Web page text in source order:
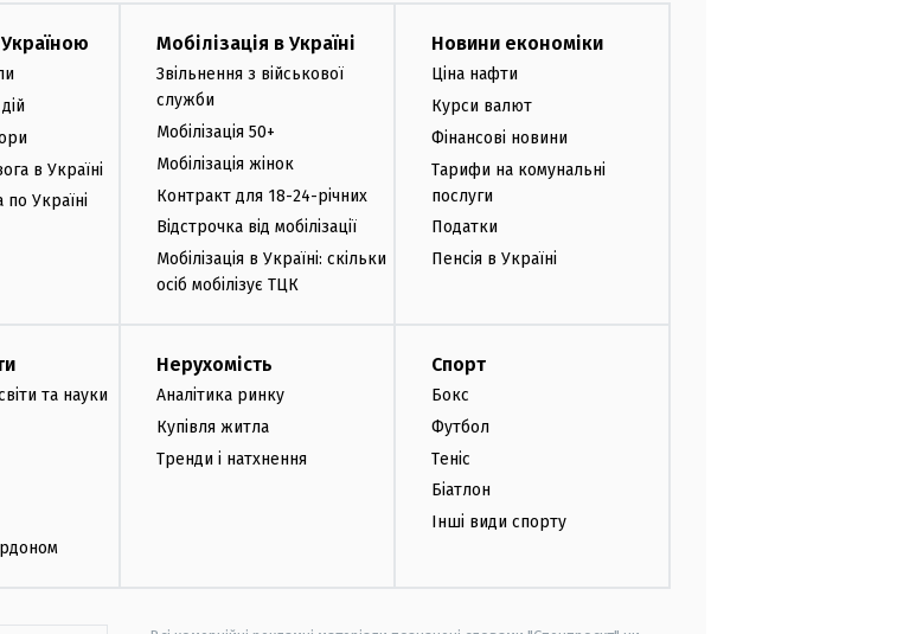
Україною
в Україні
Україні
Мобілізація в Україні
Звільнення з військової
служби
Мобілізація 50+
Мобілізація жінок
Контракт для 18-24-річних
Відстрочка від мобілізації
Мобілізація в Україні: скільки
осіб мобілізує ТЦК
Новини економіки
Ціна нафти
Курси валют
Фінансові новини
Тарифи на комунальні
послуги
Податки
Пенсія в Україні
та науки
Нерухомість
Аналітика ринку
Купівля житла
Тренди і натхнення
Спорт
Бокс
Футбол
Теніс
Біатлон
Інші види спорту